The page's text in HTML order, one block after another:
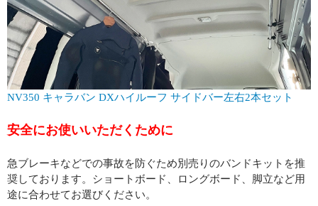
NV350 キャラバン DXハイルーフ サイドバー左右2本セット
安全にお使いいただくために
急ブレーキなどでの事故を防ぐため別売りのバンドキットを推
奨しております。ショートボード、ロングボード、脚立など用
途に合わせてお選びください。